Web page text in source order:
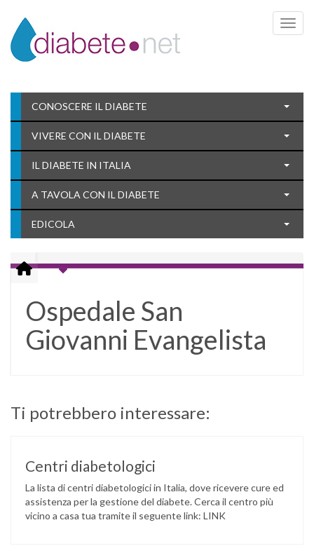
Toggle
CONOSCERE IL DIABETE
VIVERE CON IL DIABETE
IL DIABETE IN ITALIA
A TAVOLA CON IL DIABETE
EDICOLA
Ospedale San
Giovanni Evangelista
Ti potrebbero interessare:
Centri diabetologici
La lista di centri diabetologici in Italia, dove ricevere cure ed
assistenza per la gestione del diabete. Cerca il centro più
vicino a casa tua tramite il seguente link: LINK